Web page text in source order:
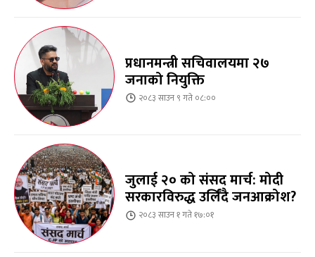
प्रधानमन्त्री सचिवालयमा २७
जनाको नियुक्ति
२०८३ साउन ९ गते ०८:००
जुलाई २० को संसद मार्च: मोदी
सरकारविरुद्ध उर्लिंदै जनआक्रोश?
२०८३ साउन १ गते १७:०१